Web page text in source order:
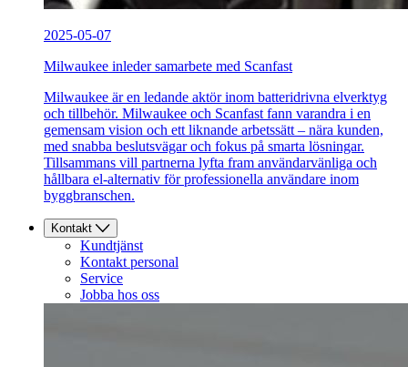
2025-05-07
Milwaukee inleder samarbete med Scanfast
Milwaukee är en ledande aktör inom batteridrivna elverktyg
och tillbehör. Milwaukee och Scanfast fann varandra i en
gemensam vision och ett liknande arbetssätt – nära kunden,
med snabba beslutsvägar och fokus på smarta lösningar.
Tillsammans vill partnerna lyfta fram användarvänliga och
hållbara el-alternativ för professionella användare inom
byggbranschen.
Kontakt
Kundtjänst
Kontakt personal
Service
Jobba hos oss